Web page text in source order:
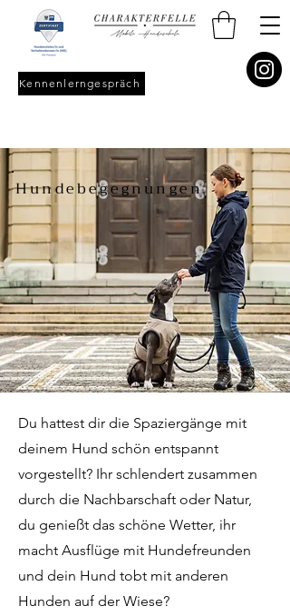
Kennenlerngespräch
Hundebegegnungen
Du hattest dir die Spaziergänge mit
deinem Hund schön entspannt
vorgestellt? Ihr schlendert zusammen
durch die Nachbarschaft oder Natur,
du genießt das schöne Wetter, ihr
macht Ausflüge mit Hundefreunden
und dein Hund tobt mit anderen
Hunden auf der Wiese?